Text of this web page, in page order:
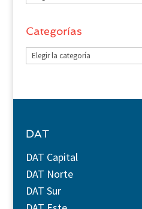
Categorías
Categorías
DAT
DAT Capital
DAT Norte
DAT Sur